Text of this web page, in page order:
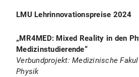
LMU Lehrinnovationspreise 2024
„MR4MED: Mixed Reality in den
Medizinstudierende“
Verbundprojekt: Medizinische
Physik